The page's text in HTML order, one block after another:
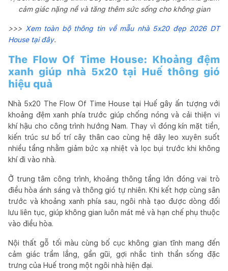
cảm giác nặng nề và tăng thêm sức sống cho không gian
>>> Xem toàn bộ thông tin về mẫu nhà 5x20 đẹp 2026 DT
House tại đây.
The Flow Of Time House: Khoảng đệm
xanh giúp nhà 5x20 tại Huế thông gió
hiệu quả
Nhà 5x20 The Flow Of Time House tại Huế gây ấn tượng với
khoảng đệm xanh phía trước giúp chống nóng và cải thiện vi
khí hậu cho công trình hướng Nam. Thay vì đóng kín mặt tiền,
kiến trúc sư bố trí cây thân cao cùng hệ dây leo xuyên suốt
nhiều tầng nhằm giảm bức xạ nhiệt và lọc bụi trước khi không
khí đi vào nhà.
Ở trung tâm công trình, khoảng thông tầng lớn đóng vai trò
điều hòa ánh sáng và thông gió tự nhiên. Khi kết hợp cùng sân
trước và khoảng xanh phía sau, ngôi nhà tạo được dòng đối
lưu liên tục, giúp không gian luôn mát mẻ và hạn chế phụ thuộc
vào điều hòa.
Nội thất gỗ tối màu cùng bố cục không gian tĩnh mang đến
cảm giác trầm lắng, gần gũi, gợi nhắc tinh thần sống đặc
trưng của Huế trong một ngôi nhà hiện đại.